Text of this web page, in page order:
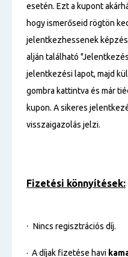
esetén. Ezt a kupont
hogy ismerőseid rögtön
jelentkezhessenek
alján található
jelentkezési lapot, majd
gombra kattintva és már
kupon. A sikeres
visszaigazolás jelzi.
Fizetési könnyítések:
· Nincs regisztrációs díj.
· A díjak fizetése havi